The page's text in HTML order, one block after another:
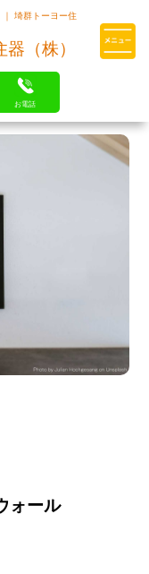
｜ 埼群トーヨー住
（株）
お電話
ォール